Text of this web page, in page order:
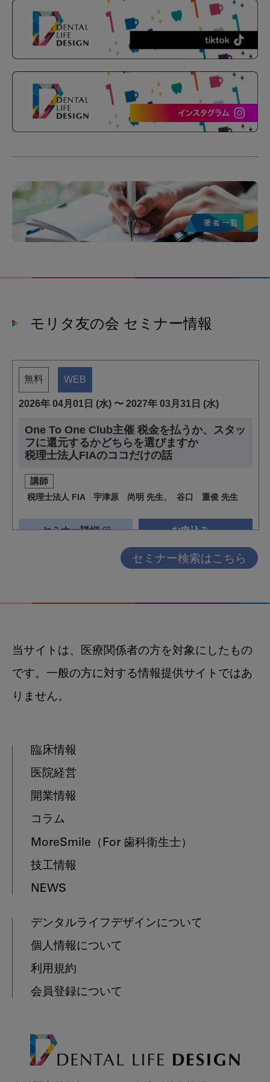
モリタ友の会 セミナー情報
セミナー検索はこちら
当サイトは、医療関係者の方を対象にしたもの
です。一般の方に対する情報提供サイトではあ
りません。
臨床情報
医院経営
開業情報
コラム
MoreSmile （For 歯科衛生士）
技工情報
NEWS
デンタルライフデザインについて
個人情報について
利用規約
会員登録について